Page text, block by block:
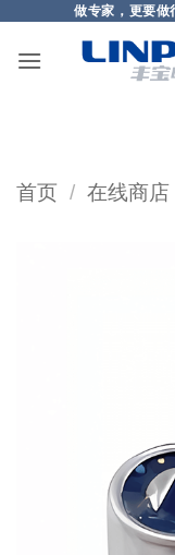
做专家，更要做
首页 / 在线商店